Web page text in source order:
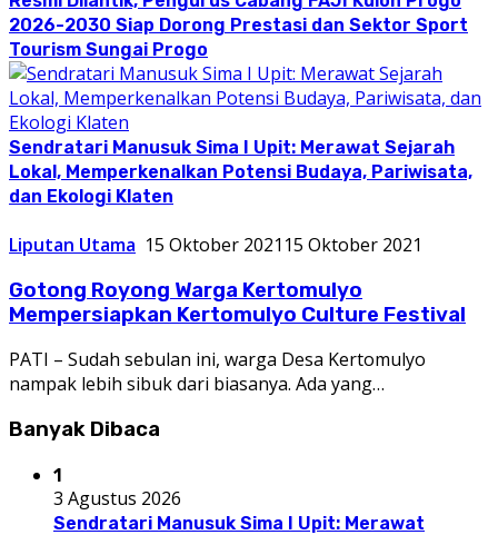
2026-2030 Siap Dorong Prestasi dan Sektor Sport
Tourism Sungai Progo
Sendratari Manusuk Sima I Upit: Merawat Sejarah
Lokal, Memperkenalkan Potensi Budaya, Pariwisata,
dan Ekologi Klaten
Liputan Utama 15 Oktober 2021 15 Oktober 2021
Gotong Royong Warga Kertomulyo
Mempersiapkan Kertomulyo Culture Festival
PATI – Sudah sebulan ini, warga Desa Kertomulyo
nampak lebih sibuk dari biasanya. Ada yang…
Banyak Dibaca
1
3 Agustus 2026
Sendratari Manusuk Sima I Upit: Merawat